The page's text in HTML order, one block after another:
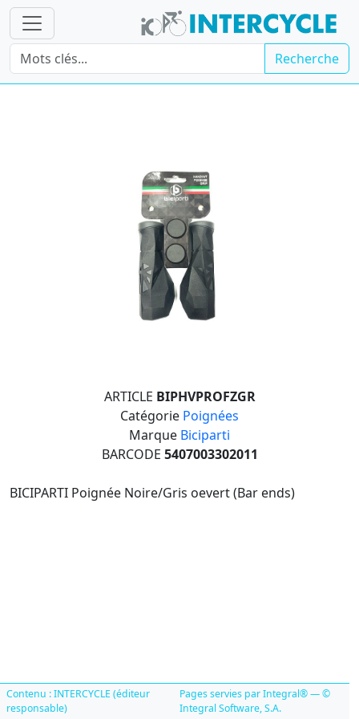
Recherche
ARTICLE BIPHVPROFZGR
Catégorie Poignées
Marque Biciparti
BARCODE 5407003302011
BICIPARTI Poignée Noire/Gris oevert (Bar ends)
Contenu : INTERCYCLE (éditeur
responsable)
Pages servies par Integral® — ©
Integral Software, S.A.